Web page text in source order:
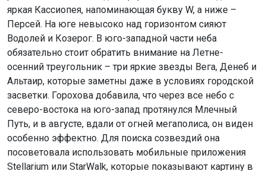
яркая Кассиопея, напоминающая букву W, а ниже –
Персей. На юге невысоко над горизонтом сияют
Водолей и Козерог. В юго-западной части неба
обязательно стоит обратить внимание на Летне-
осенний треугольник – три яркие звезды Вега, Денеб и
Альтаир, которые заметны даже в условиях городской
засветки. Горохова добавила, что через все небо с
северо-востока на юго-запад протянулся Млечный
Путь, и в августе, вдали от огней мегаполиса, он виден
особенно эффектно. Для поиска созвездий она
посоветовала использовать мобильные приложения
Stellarium или StarWalk, которые показывают картину в